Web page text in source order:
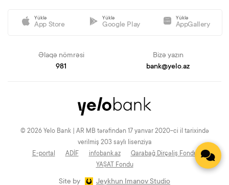
Yüklə
App Store
Yüklə
Google Play
Yüklə
AppGallery
Əlaqə nömrəsi
981
Bizə yazın
bank@yelo.az
© 2026 Yelo Bank | AR MB tərəfindən 17 yanvar 2020-ci il tarixində
verilmiş 203 saylı lisenziya
E-portal
ADİF infobank.az
Qarabağ Dirçəliş Fondu
YAŞAT Fondu
Site by Jeykhun Imanov Studio